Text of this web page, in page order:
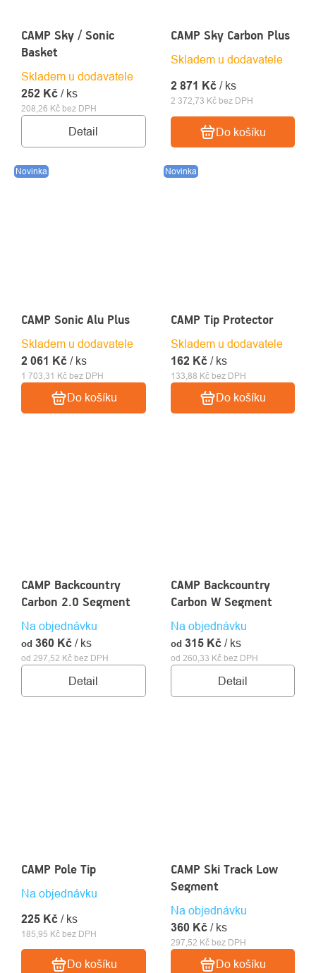
CAMP Sky / Sonic
Basket
Skladem u dodavatele
208,26 Kč bez DPH
252 Kč / ks
Detail
CAMP Sky Carbon Plus
Skladem u dodavatele
2 372,73 Kč bez DPH
2 871 Kč / ks
Do košíku
Novinka
CAMP Sonic Alu Plus
Skladem u dodavatele
1 703,31 Kč bez DPH
2 061 Kč / ks
Do košíku
Novinka
CAMP Tip Protector
Skladem u dodavatele
133,88 Kč bez DPH
162 Kč / ks
Do košíku
CAMP Backcountry
Carbon 2.0 Segment
Na objednávku
od 297,52 Kč bez DPH
od 360 Kč / ks
Detail
CAMP Backcountry
Carbon W Segment
Na objednávku
od 260,33 Kč bez DPH
od 315 Kč / ks
Detail
CAMP Pole Tip
Na objednávku
185,95 Kč bez DPH
225 Kč / ks
Do košíku
CAMP Ski Track Low
Segment
Na objednávku
297,52 Kč bez DPH
360 Kč / ks
Do košíku